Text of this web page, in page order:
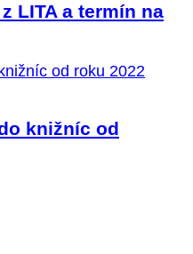
LITA a termín na
knižníc od